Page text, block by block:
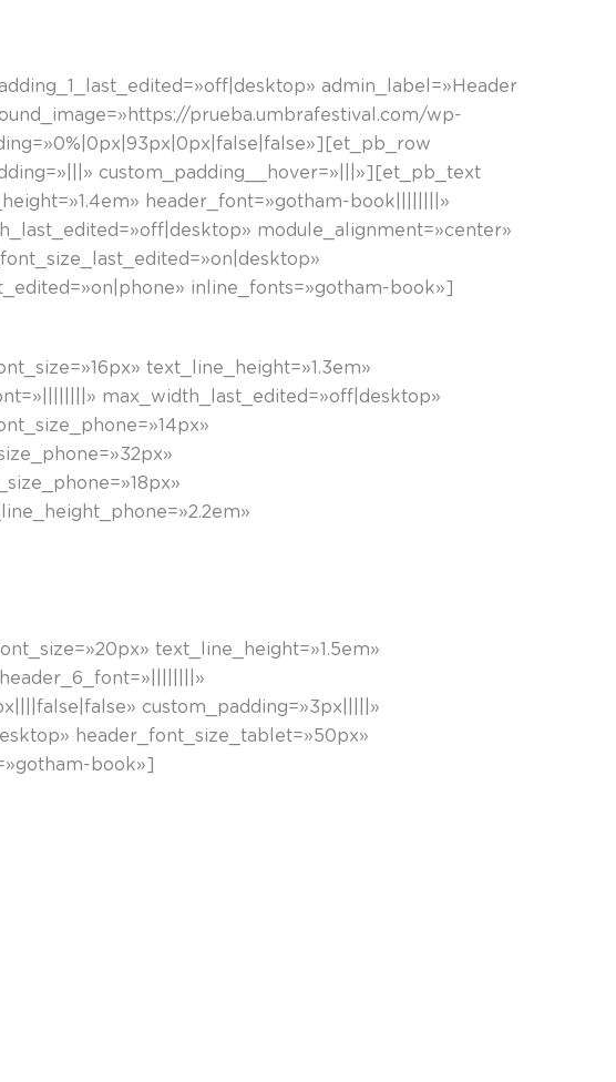
admin_label=»Header
prueba.umbrafestival.com/wp-
custom_padding__hover=»|||»][et_pb_text
header_font=»gotham-book||||||||»
module_alignment=»center»
inline_fonts=»gotham-book»]
text_line_height=»1.3em»
max_width_last_edited=»off|desktop»
text_line_height=»1.5em»
custom_padding=»3px|||||»
header_font_size_tablet=»50px»
book»]